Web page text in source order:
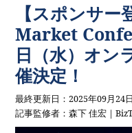
【スポンサ
Market
日（水）オン
催決定！
最終更新日：2025年09月24日
記事監修者：森下 佳宏｜